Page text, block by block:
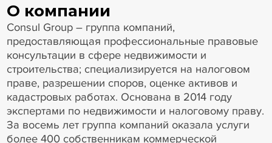
О компании
Consul Group – группа компаний,
предоставляющая профессиональные правовые
консультации в сфере недвижимости и
строительства; специализируется на налоговом
праве, разрешении споров, оценке активов и
кадастровых работах. Основана в 2014 году
экспертами по недвижимости и налоговому праву.
За восемь лет группа компаний оказала услуги
более 400 собственникам коммерческой